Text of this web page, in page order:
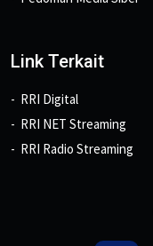
Link Terkait
RRI Digital
RRI NET Streaming
RRI Radio Streaming